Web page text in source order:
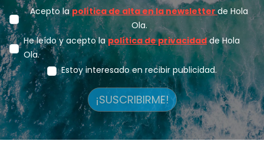
Acepto lapolítica de alta en la newsletter de Hola
Ola.
He leído y acepto lapolítica de privacidadde Hola
Ola.
Estoy interesado en recibir publicidad.
¡SUSCRIBIRME!